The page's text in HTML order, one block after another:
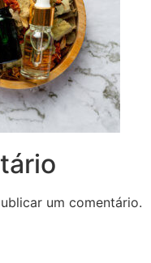
um comentário.